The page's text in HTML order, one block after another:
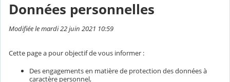
Données personnelles
Modifiée le mardi 22 juin 2021 10:59
Cette page a pour objectif de vous informer :
Des engagements en matière de protection des données à
caractère personnel,